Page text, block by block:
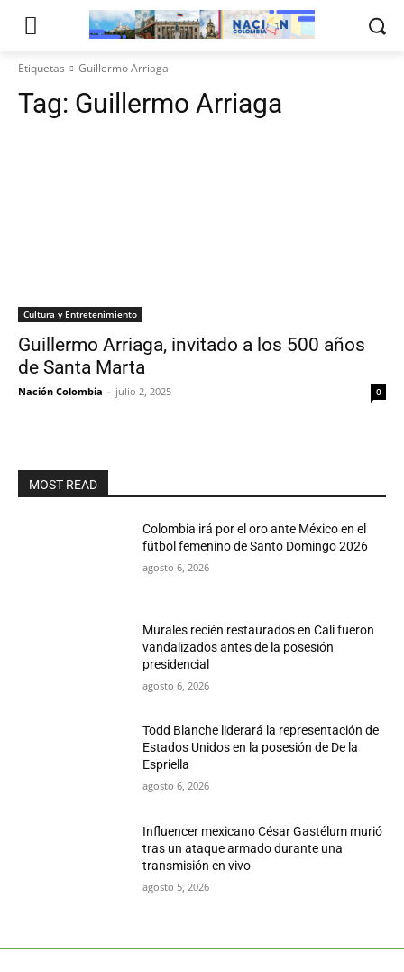
Etiquetas Guillermo Arriaga
Tag: Guillermo Arriaga
Cultura y Entretenimiento
Guillermo Arriaga, invitado a los 500 años
de Santa Marta
Nación Colombia - julio 2, 2025 0
MOST READ
Colombia irá por el oro ante México en el
fútbol femenino de Santo Domingo 2026
agosto 6, 2026
Murales recién restaurados en Cali fueron
vandalizados antes de la posesión
presidencial
agosto 6, 2026
Todd Blanche liderará la representación de
Estados Unidos en la posesión de De la
Espriella
agosto 6, 2026
Influencer mexicano César Gastélum murió
tras un ataque armado durante una
transmisión en vivo
agosto 5, 2026